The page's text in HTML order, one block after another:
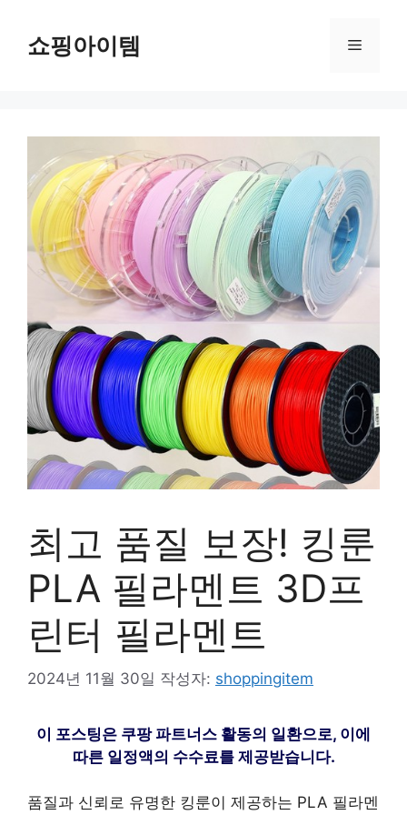
쇼핑아이템 메
최고 품질 보장! 킹룬
PLA 필라멘트 3D프
린터 필라멘트
2024년 11월 30일 작성자: shoppingitem
이 포스팅은 쿠팡 파트너스 활동의 일환으로, 이에
따른 일정액의 수수료를 제공받습니다.
품질과 신뢰로 유명한 킹룬이 제공하는 PLA 필라멘